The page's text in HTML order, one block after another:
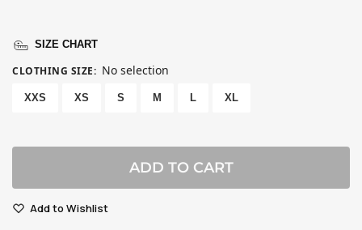
SIZE CHART
CLOTHING SIZE: No selection
XXS XS S M L XL
ADD TO CART
Add to Wishlist